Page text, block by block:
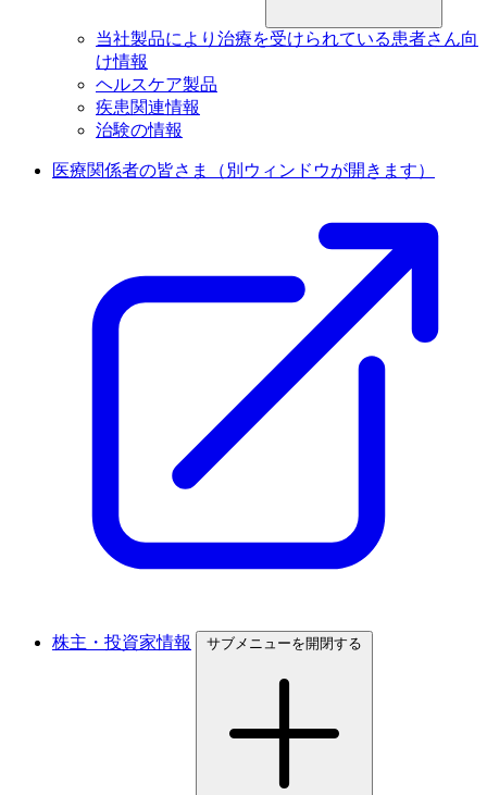
当社製品により治療を受けられている患者さん向
け情報
ヘルスケア製品
疾患関連情報
治験の情報
医療関係者の皆さま （別ウィンドウが開きます）
株主・投資家情報 サブメニューを開閉する